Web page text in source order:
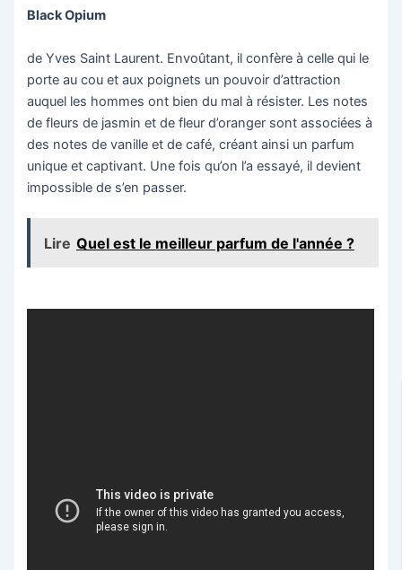
Black Opium
de Yves Saint Laurent. Envoûtant, il confère à celle qui le
porte au cou et aux poignets un pouvoir d’attraction
auquel les hommes ont bien du mal à résister. Les notes
de fleurs de jasmin et de fleur d’oranger sont associées à
des notes de vanille et de café, créant ainsi un parfum
unique et captivant. Une fois qu’on l’a essayé, il devient
impossible de s’en passer.
Lire Quel est le meilleur parfum de l'année ?